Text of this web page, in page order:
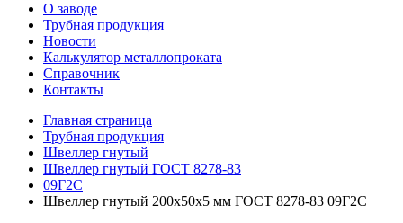
О заводе
Трубная продукция
Новости
Калькулятор металлопроката
Справочник
Контакты
Главная страница
Трубная продукция
Швеллер гнутый
Швеллер гнутый ГОСТ 8278-83
09Г2С
Швеллер гнутый 200x50x5 мм ГОСТ 8278-83 09Г2С